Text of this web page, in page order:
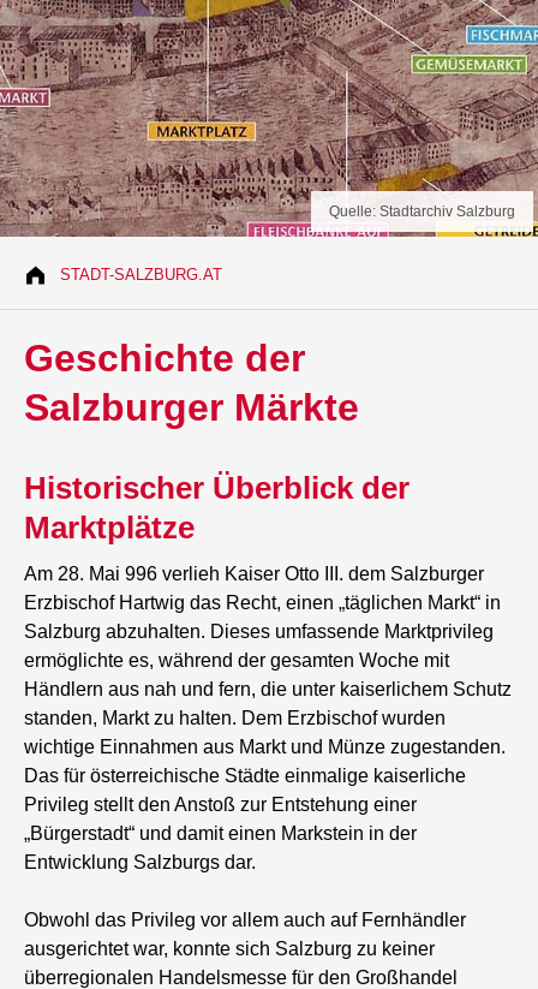
Quelle: Stadtarchiv Salzburg
STADT-SALZBURG.AT
Geschichte der
Salzburger Märkte
Historischer Überblick der
Marktplätze
Am 28. Mai 996 verlieh Kaiser Otto III. dem Salzburger
Erzbischof Hartwig das Recht, einen „täglichen Markt“ in
Salzburg abzuhalten. Dieses umfassende Marktprivileg
ermöglichte es, während der gesamten Woche mit
Händlern aus nah und fern, die unter kaiserlichem Schutz
standen, Markt zu halten. Dem Erzbischof wurden
wichtige Einnahmen aus Markt und Münze zugestanden.
Das für österreichische Städte einmalige kaiserliche
Privileg stellt den Anstoß zur Entstehung einer
„Bürgerstadt“ und damit einen Markstein in der
Entwicklung Salzburgs dar.
Obwohl das Privileg vor allem auch auf Fernhändler
ausgerichtet war, konnte sich Salzburg zu keiner
überregionalen Handelsmesse für den Großhandel